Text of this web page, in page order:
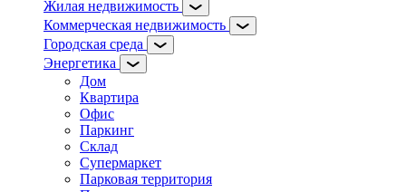
Жилая недвижимость
Коммерческая недвижимость
Городская среда
Энергетика
Дом
Квартира
Офис
Паркинг
Склад
Супермаркет
Парковая территория